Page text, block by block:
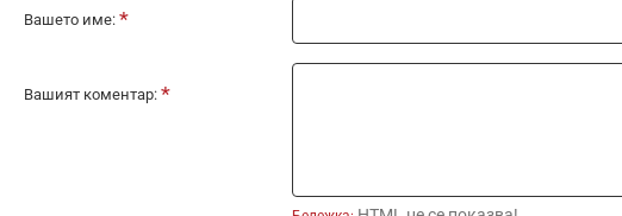
Вашето име:
Вашият коментар: